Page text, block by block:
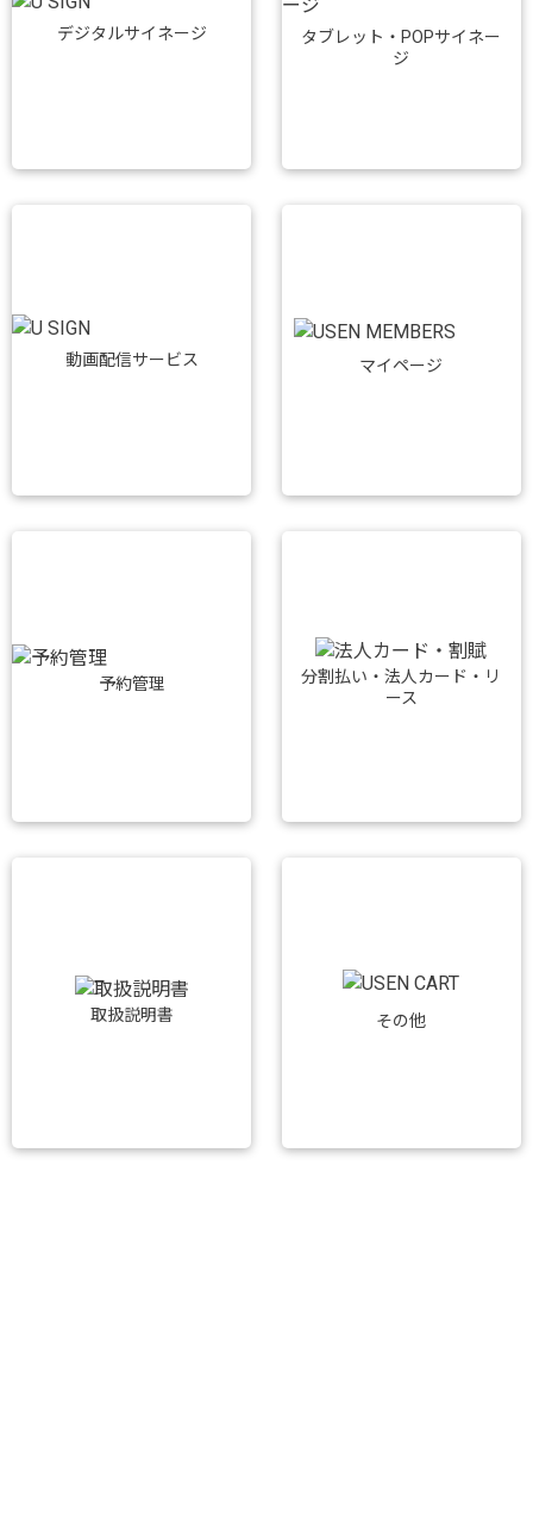
デジタルサイネージ
タブレット・POPサイネー
ジ
動画配信サービス マイページ
予約管理
分割払い・法人カード・リ
ース
取扱説明書 その他